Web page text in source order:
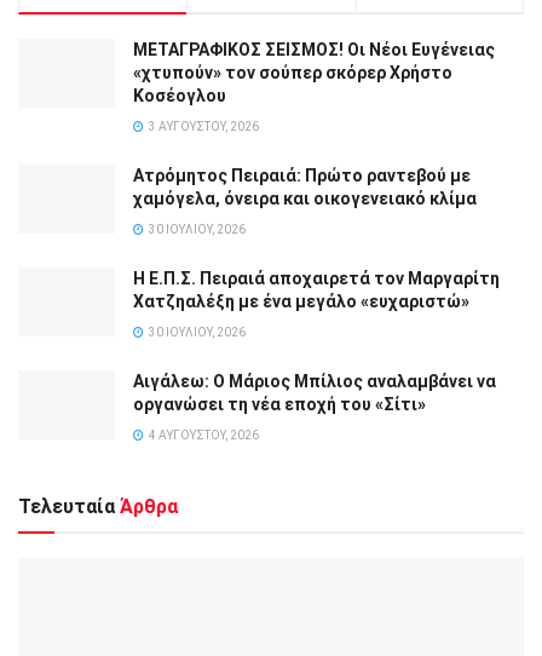
ΜΕΤΑΓΡΑΦΙΚΟΣ ΣΕΙΣΜΟΣ! Οι Νέοι Ευγένειας
«χτυπούν» τον σούπερ σκόρερ Χρήστο
Κοσέογλου
3 ΑΥΓΟΎΣΤΟΥ, 2026
Ατρόμητος Πειραιά: Πρώτο ραντεβού με
χαμόγελα, όνειρα και οικογενειακό κλίμα
30 ΙΟΥΛΊΟΥ, 2026
Η Ε.Π.Σ. Πειραιά αποχαιρετά τον Μαργαρίτη
Χατζηαλέξη με ένα μεγάλο «ευχαριστώ»
30 ΙΟΥΛΊΟΥ, 2026
Αιγάλεω: Ο Μάριος Μπίλιος αναλαμβάνει να
οργανώσει τη νέα εποχή του «Σίτι»
4 ΑΥΓΟΎΣΤΟΥ, 2026
Τελευταία Άρθρα